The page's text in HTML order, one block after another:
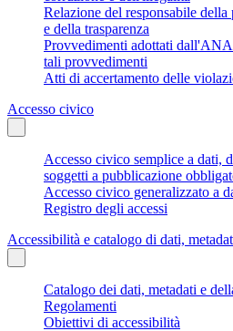
Relazione del responsabile
e della trasparenza
Provvedimenti adottati
tali provvedimenti
Atti di accertamento delle
Accesso civico
Accesso civico semplice a dati,
soggetti a pubblicazione
Accesso civico generalizzato a
Registro degli accessi
Accessibilità e catalogo di dati,
Catalogo dei dati, metadati e
Regolamenti
Obiettivi di accessibilità